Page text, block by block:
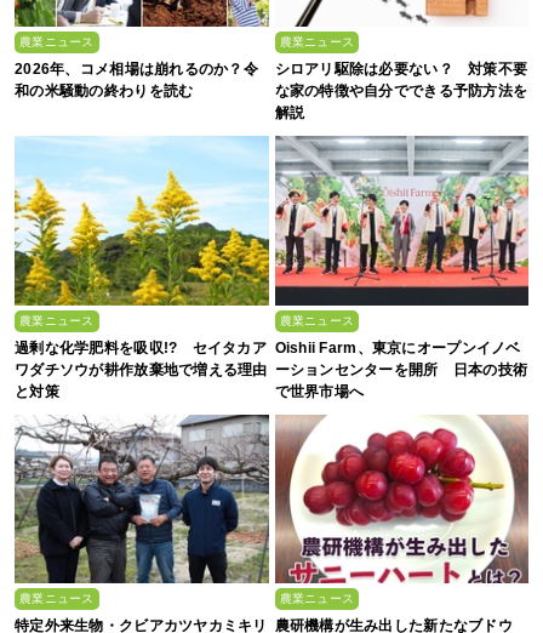
農業ニュース
2026年、コメ相場は崩れるのか？令
和の米騒動の終わりを読む
農業ニュース
シロアリ駆除は必要ない？ 対策不要
な家の特徴や自分でできる予防方法を
解説
農業ニュース
過剰な化学肥料を吸収!? セイタカア
ワダチソウが耕作放棄地で増える理由
と対策
農業ニュース
Oishii Farm、東京にオープンイノベ
ーションセンターを開所 日本の技術
で世界市場へ
農業ニュース
特定外来生物・クビアカツヤカミキリ
農業ニュース
農研機構が生み出した新たなブドウ